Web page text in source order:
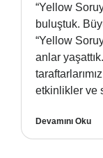
“Yellow
buluştuk.
“Yellow
anlar
etkinlikler ve
Devamını Oku